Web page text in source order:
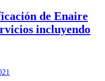
de Enaire
incluyendo